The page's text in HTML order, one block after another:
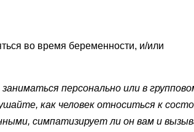
во время беременности, и/или
персонально или в
как человек относиться к
симпатизирует ли он вам и